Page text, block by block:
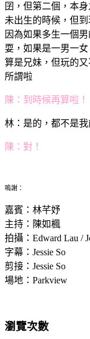
囝，但第二個，本
未出生的時候，但
因為如果多生一個
耍，如果是一男一
算是兄妹，但玩的
所謂啦
陳：到時候再算啦！
林：是的，都不是
陳：對！
嗚謝：
嘉賓：林芊妤
主持：陳如楓
拍攝：Edward Lau /
字幕：Jessie So
剪接：Jessie So
場地：Parkview
瀏覽次數